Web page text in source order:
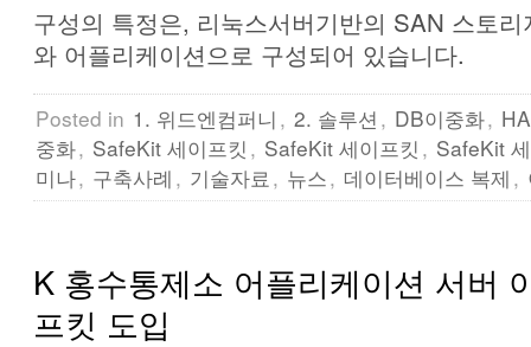
구성의 특정은, 리눅스서버기반의 SAN 스토
와 어플리케이션으로 구성되어 있습니다.
Posted in 1. 위드엔컴퍼니 , 2. 솔루션 , DB이중화,
중화, SafeKit 세이프킷 , SafeKit 세이프킷 , SafeKit
미나, 구축사례 , 기술자료 , 뉴스, 데이터베이스 복제 ,
K 홍수통제소 어플리케이션 서버
프킷 도입